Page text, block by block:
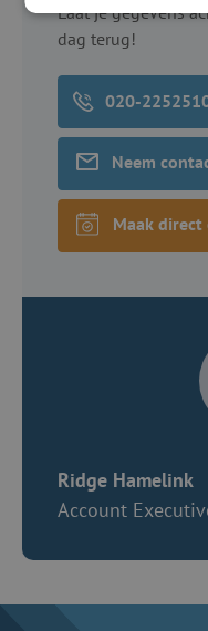
Laat je gegevens
dag terug!
020-
Neem
Maak direct
Ridge Hamelink
Account